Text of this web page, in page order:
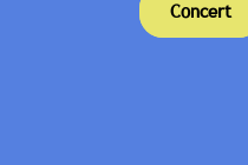
Concert